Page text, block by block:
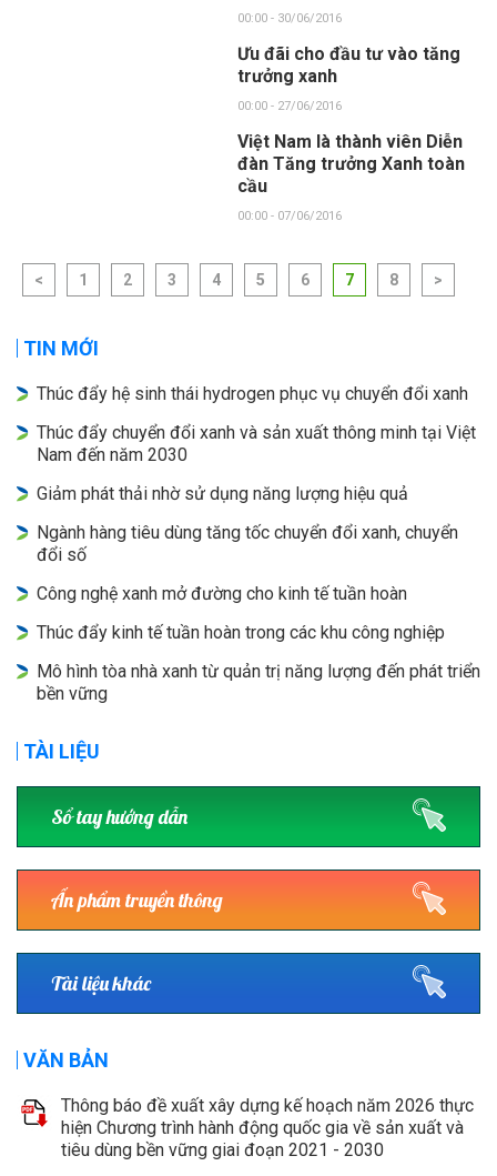
00:00 - 30/06/2016
Ưu đãi cho đầu tư vào tăng
trưởng xanh
00:00 - 27/06/2016
Việt Nam là thành viên Diễn
đàn Tăng trưởng Xanh toàn
cầu
00:00 - 07/06/2016
< 1 2 3 4 5 6 7 8 >
TIN MỚI
Thúc đẩy hệ sinh thái hydrogen phục vụ chuyển đổi xanh
Thúc đẩy chuyển đổi xanh và sản xuất thông minh tại Việt
Nam đến năm 2030
Giảm phát thải nhờ sử dụng năng lượng hiệu quả
Ngành hàng tiêu dùng tăng tốc chuyển đổi xanh, chuyển
đổi số
Công nghệ xanh mở đường cho kinh tế tuần hoàn
Thúc đẩy kinh tế tuần hoàn trong các khu công nghiệp
Mô hình tòa nhà xanh từ quản trị năng lượng đến phát triển
bền vững
TÀI LIỆU
Sổ tay hướng dẫn
Ấn phẩm truyền thông
Tài liệu khác
VĂN BẢN
Thông báo đề xuất xây dựng kế hoạch năm 2026 thực
hiện Chương trình hành động quốc gia về sản xuất và
tiêu dùng bền vững giai đoạn 2021 - 2030